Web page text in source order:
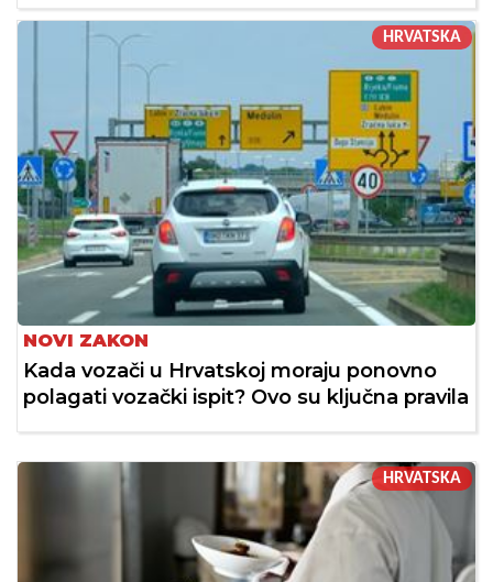
HRVATSKA
NOVI ZAKON
Kada vozači u Hrvatskoj moraju ponovno
polagati vozački ispit? Ovo su ključna pravila
HRVATSKA